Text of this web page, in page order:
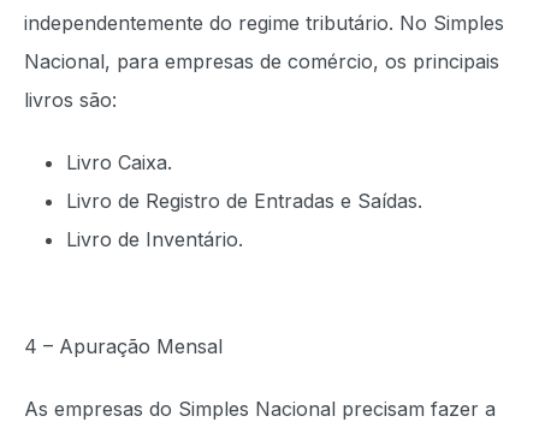
independentemente do regime tributário. No Simples
Nacional, para empresas de comércio, os principais
livros são:
Livro Caixa.
Livro de Registro de Entradas e Saídas.
Livro de Inventário.
4 – Apuração Mensal
As empresas do Simples Nacional precisam fazer a